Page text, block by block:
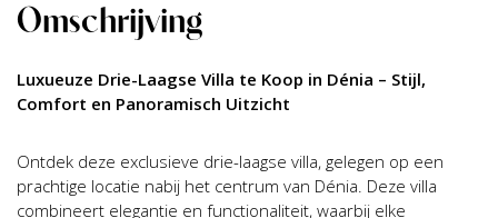
Omschrijving
Luxueuze Drie-Laagse Villa te Koop in Dénia – Stijl,
Comfort en Panoramisch Uitzicht
Ontdek deze exclusieve drie-laagse villa, gelegen op een
prachtige locatie nabij het centrum van Dénia. Deze villa
combineert elegantie en functionaliteit, waarbij elke